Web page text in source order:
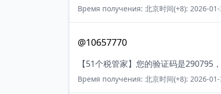
Время получения: 北京时间(+8): 2026-
@10657770
【51个税管家】您的验证码是290795
Время получения: 北京时间(+8): 2026-